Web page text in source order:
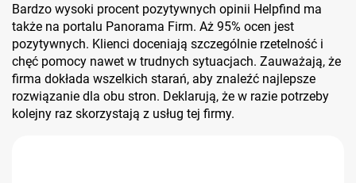
Bardzo wysoki procent pozytywnych opinii Helpfind ma
także na portalu Panorama Firm. Aż 95% ocen jest
pozytywnych. Klienci doceniają szczególnie rzetelność i
chęć pomocy nawet w trudnych sytuacjach. Zauważają, że
firma dokłada wszelkich starań, aby znaleźć najlepsze
rozwiązanie dla obu stron. Deklarują, że w razie potrzeby
kolejny raz skorzystają z usług tej firmy.